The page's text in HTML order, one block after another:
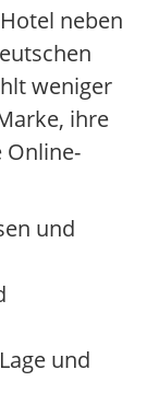
neben
weniger
ihre
Online-
und
und